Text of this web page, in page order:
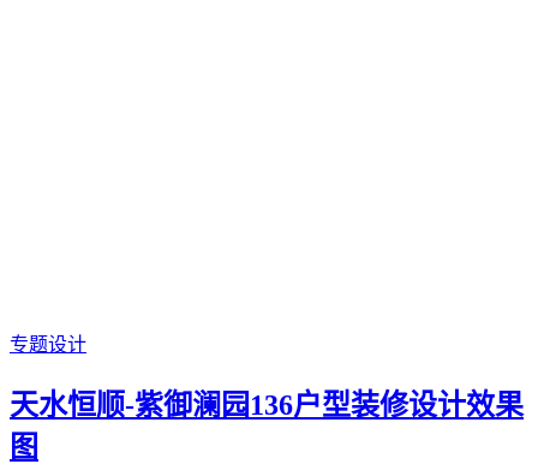
专题设计
天水恒顺-紫御澜园136户型装修设计效果
图